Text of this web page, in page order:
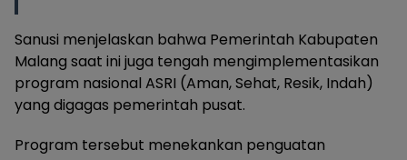
Sanusi menjelaskan bahwa Pemerintah Kabupaten
Malang saat ini juga tengah mengimplementasikan
program nasional ASRI (Aman, Sehat, Resik, Indah)
yang digagas pemerintah pusat.
Program tersebut menekankan penguatan